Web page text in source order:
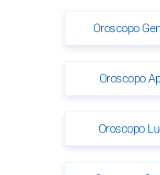
Oroscopo
Oroscopo
Oroscopo